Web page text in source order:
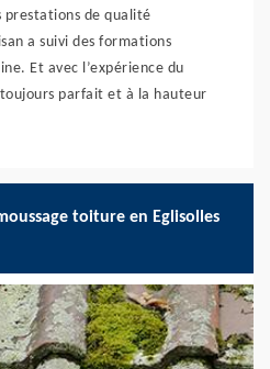
prestations de qualité
a suivi des formations
Et avec l’expérience du
parfait et à la hauteur
toiture en Eglisolles